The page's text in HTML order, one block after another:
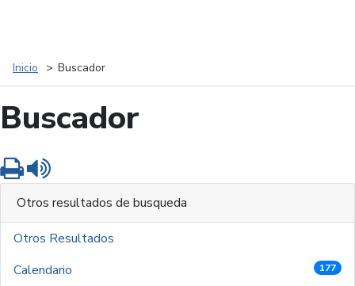
Inicio Buscador
Buscador
Imprimir
Otros resultados de busqueda
Otros Resultados
Calendario
177